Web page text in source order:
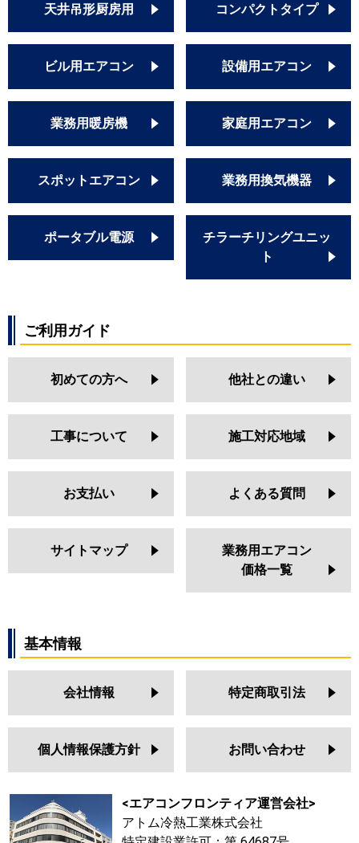
RCIS-GP63RGHJ6
RCIS-GP63RGH6
RCIS-GP63RGH7
三菱重工
FDTSZ635HK5S
FDTSZ635H5S
FDTSZ635H5SA
FDTSZ635HKA5SA
FDTSZ635HA5SA
パナソニック
PA-P63D7SGN
PA-P63D7SGB
PA-P63D6SGN
PA-P63D6GN
PA-P63D6G
PA-P63D6SGNB
PA-P63D6SGB
天井吊形厨房用 コンパクトタイプ
ビル用エアコン 設備用エアコン
業務用暖房機 家庭用エアコン
スポットエアコン 業務用換気機器
ポータブル電源
チラーチリングユニッ
ト
ご利用ガイド
初めての方へ 他社との違い
工事について 施工対応地域
お支払い よくある質問
サイトマップ
業務用エアコン
価格一覧
基本情報
会社情報 特定商取引法
個人情報保護方針 お問い合わせ
<エアコンフロンティア運営会社>
アトム冷熱工業株式会社